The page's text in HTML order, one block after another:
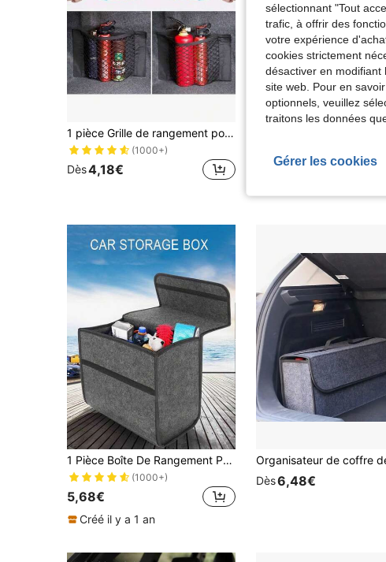
1 pièce Grille de rangement pour voiture, grille de filet de chargement, organisateur de coffre universel, filet de rangement pour siège arrière en nylon, sac organisateur à coller au mur pour le coffre de la voiture
(1000+)
Dès4,18€
3,07€
1 Pièce Boîte De Rangement Pour Coffre De Voiture En Feutre, Petit Organisateur Pliable Et Portable En Taille
(1000+)
5,68€
Créé il y a 1 an
Dès6,48€
sélectionnant "Tout
trafic, à offrir des
votre expérience
cookies strictement
désactiver en modifiant
site web. Pour en
optionnels, veuillez
traitons les données
Gérer les cookies